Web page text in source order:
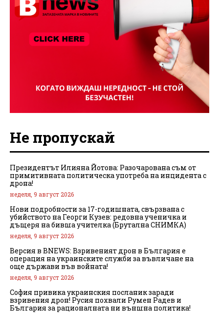
Не пропускай
Президентът Илияна Йотова: Разочарована съм от
примитивната политическа употреба на инцидента с
дрона!
неделя, 9 август 2026
Нови подробности за 17-годишната, свързвана с
убийството на Георги Кузев: редовна ученичка и
дъщеря на бивша учителка (Брутална СНИМКА)
неделя, 9 август 2026
Версия в BNEWS: Взривеният дрон в България е
операция на украинските служби за въвличане на
още държави във войната!
неделя, 9 август 2026
София привика украинския посланик заради
взривения дрон! Русия похвали Румен Радев и
България за рационалната ни външна политика!